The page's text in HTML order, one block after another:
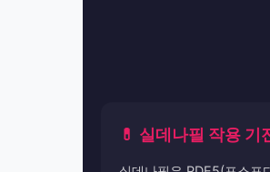
💊 실데나필 작용 기